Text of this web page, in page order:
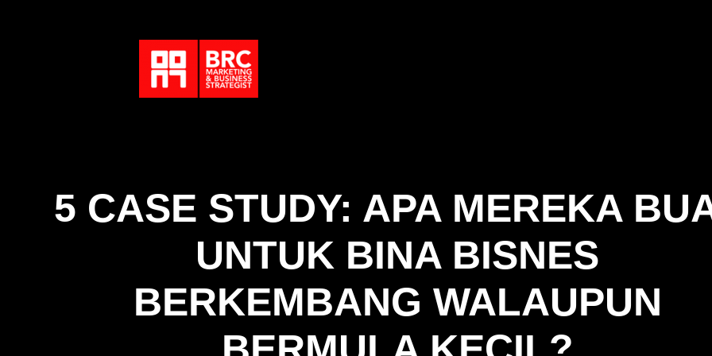
5 CASE STUDY: APA MEREKA
UNTUK BINA BISNES
BERKEMBANG WALAUPUN